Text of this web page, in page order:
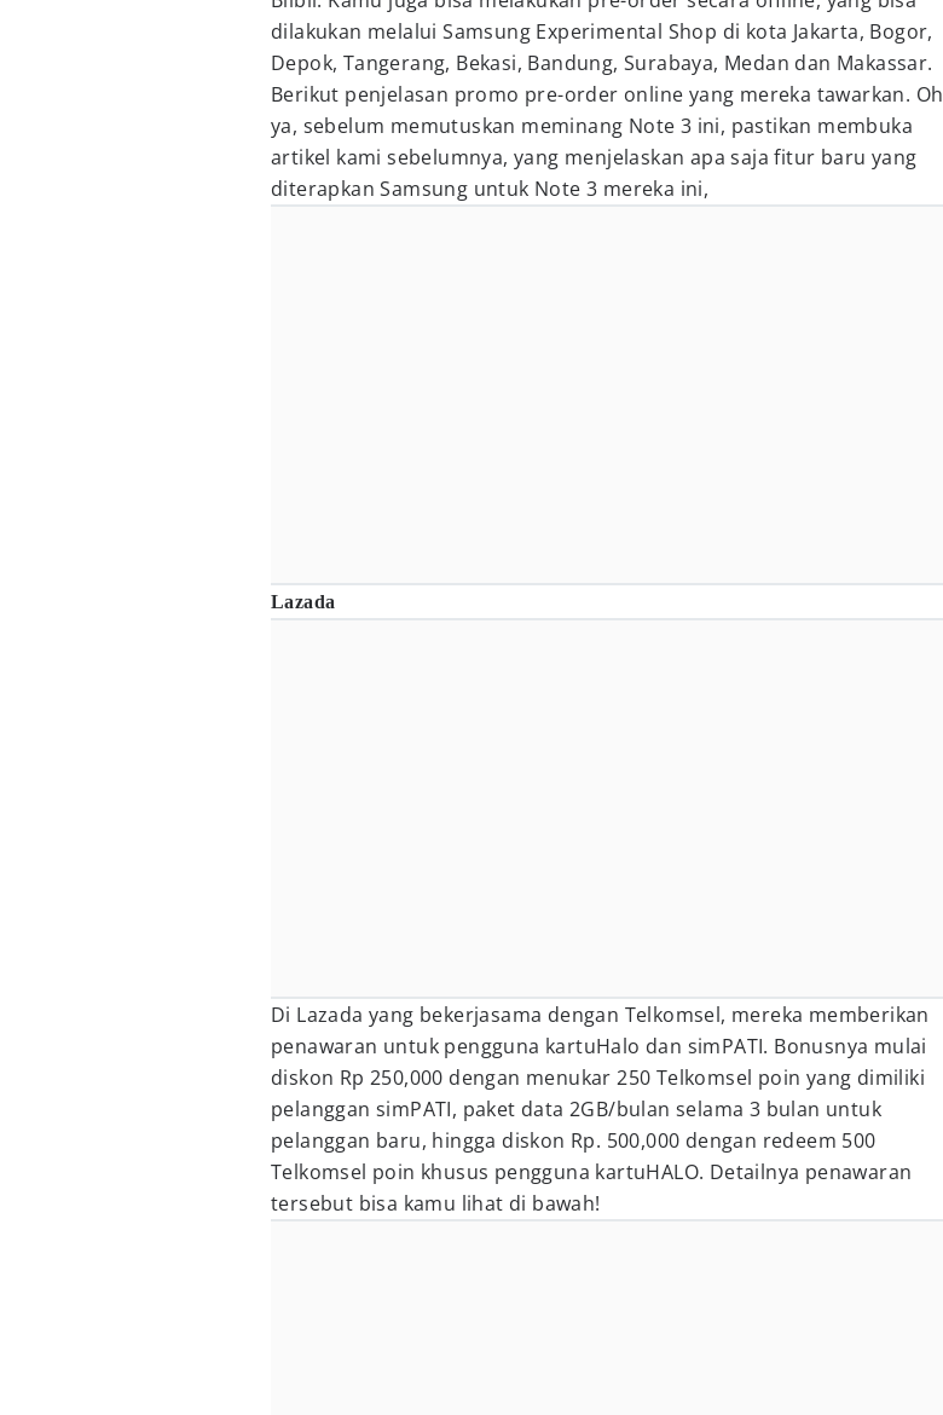
dilakukan melalui Samsung Experimental Shop di kota Jakarta, Bogor,
Depok, Tangerang, Bekasi, Bandung, Surabaya, Medan dan Makassar.
Berikut penjelasan promo pre-order online yang mereka tawarkan. Oh
ya, sebelum memutuskan meminang Note 3 ini, pastikan membuka
artikel kami sebelumnya, yang menjelaskan apa saja fitur baru yang
diterapkan Samsung untuk Note 3 mereka ini,
Lazada
Di Lazada yang bekerjasama dengan Telkomsel, mereka memberikan
penawaran untuk pengguna kartuHalo dan simPATI. Bonusnya mulai
diskon Rp 250,000 dengan menukar 250 Telkomsel poin yang dimiliki
pelanggan simPATI, paket data 2GB/bulan selama 3 bulan untuk
pelanggan baru, hingga diskon Rp. 500,000 dengan redeem 500
Telkomsel poin khusus pengguna kartuHALO. Detailnya penawaran
tersebut bisa kamu lihat di bawah!